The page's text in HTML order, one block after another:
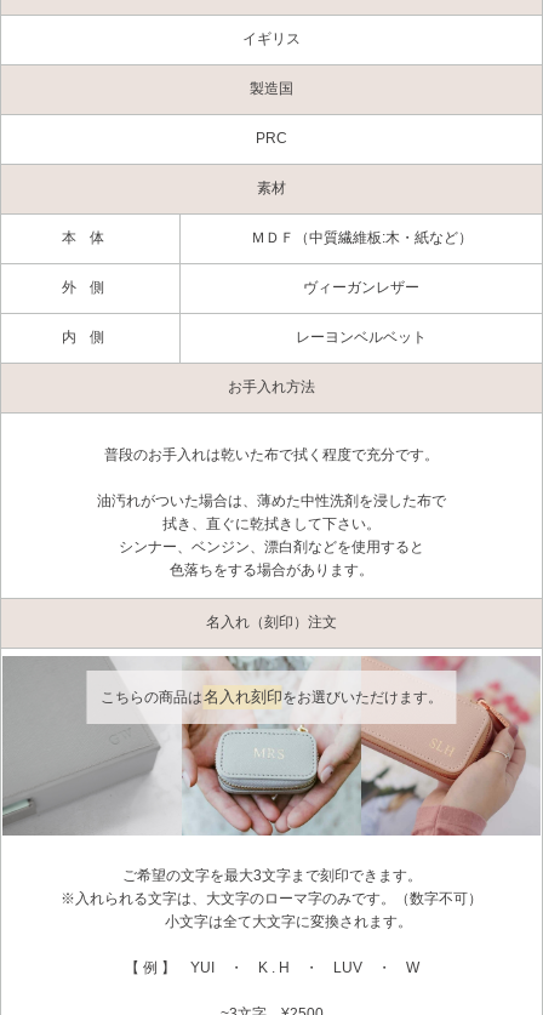
イギリス
製造国
PRC
素材
本体 ＭＤＦ（中質繊維板:木・紙など）
外側 ヴィーガンレザー
内側 レーヨンベルベット
お手入れ方法
普段のお手入れは乾いた布で拭く程度で充分です。
油汚れがついた場合は、薄めた中性洗剤を浸した布で
拭き、直ぐに乾拭きして下さい。
シンナー、ベンジン、漂白剤などを使用すると
色落ちをする場合があります。
名入れ（刻印）注文
こちらの商品は名入れ刻印をお選びいただけます。
ご希望の文字を最大3文字まで刻印できます。
※入れられる文字は、大文字のローマ字のみです。（数字不可）
小文字は全て大文字に変換されます。
【 例 】 YUI ・ K . H ・ LUV ・ W